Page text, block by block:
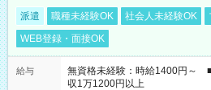
派遣 職種未経験OK 社会人未経験OK
WEB登録・面接OK
給与
無資格未経験：時給1400円
収1万1200円以上